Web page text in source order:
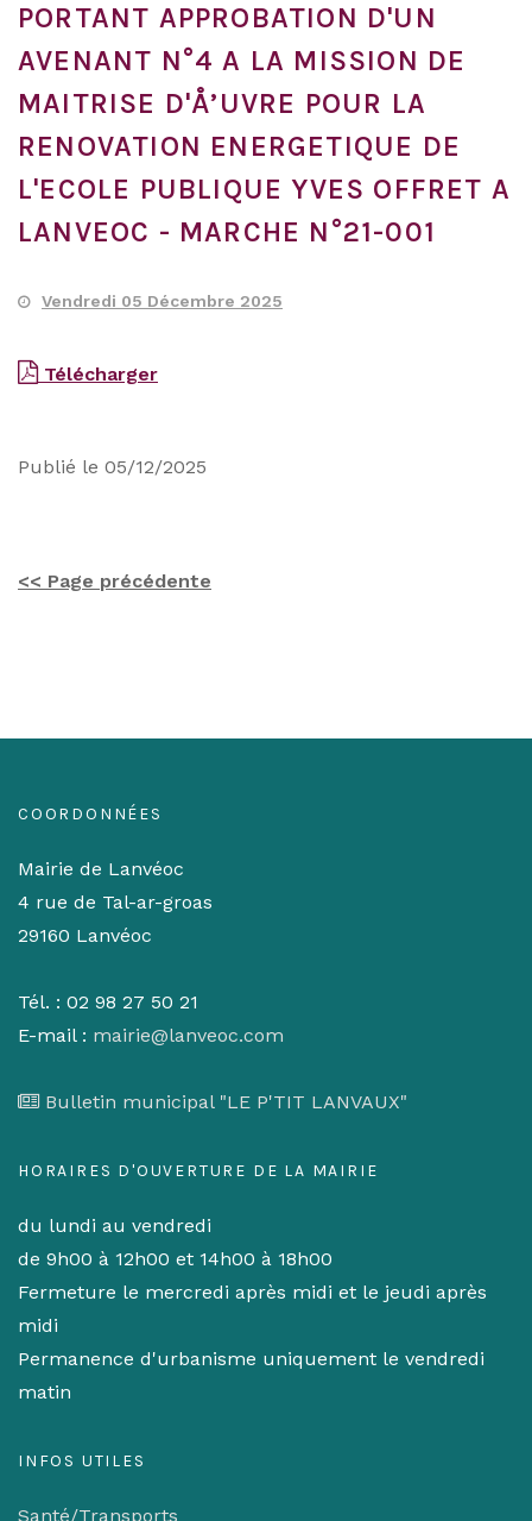
PORTANT APPROBATION D'UN
AVENANT N°4 A LA MISSION DE
MAITRISE D'Å’UVRE POUR LA
RENOVATION ENERGETIQUE DE
L'ECOLE PUBLIQUE YVES OFFRET A
LANVEOC - MARCHE N°21-001
Vendredi 05 Décembre 2025
Télécharger
Publié le 05/12/2025
<< Page précédente
COORDONNÉES
Mairie de Lanvéoc
4 rue de Tal-ar-groas
29160 Lanvéoc
Tél. : 02 98 27 50 21
E-mail : mairie@lanveoc.com
Bulletin municipal "LE P'TIT LANVAUX"
HORAIRES D'OUVERTURE DE LA MAIRIE
du lundi au vendredi
de 9h00 à 12h00 et 14h00 à 18h00
Fermeture le mercredi après midi et le jeudi après
midi
Permanence d'urbanisme uniquement le vendredi
matin
INFOS UTILES
Santé/Transports